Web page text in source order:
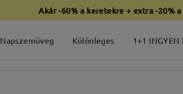
Akár -60% a keretekre + extra -20%
Napszemüveg Különleges 1+1